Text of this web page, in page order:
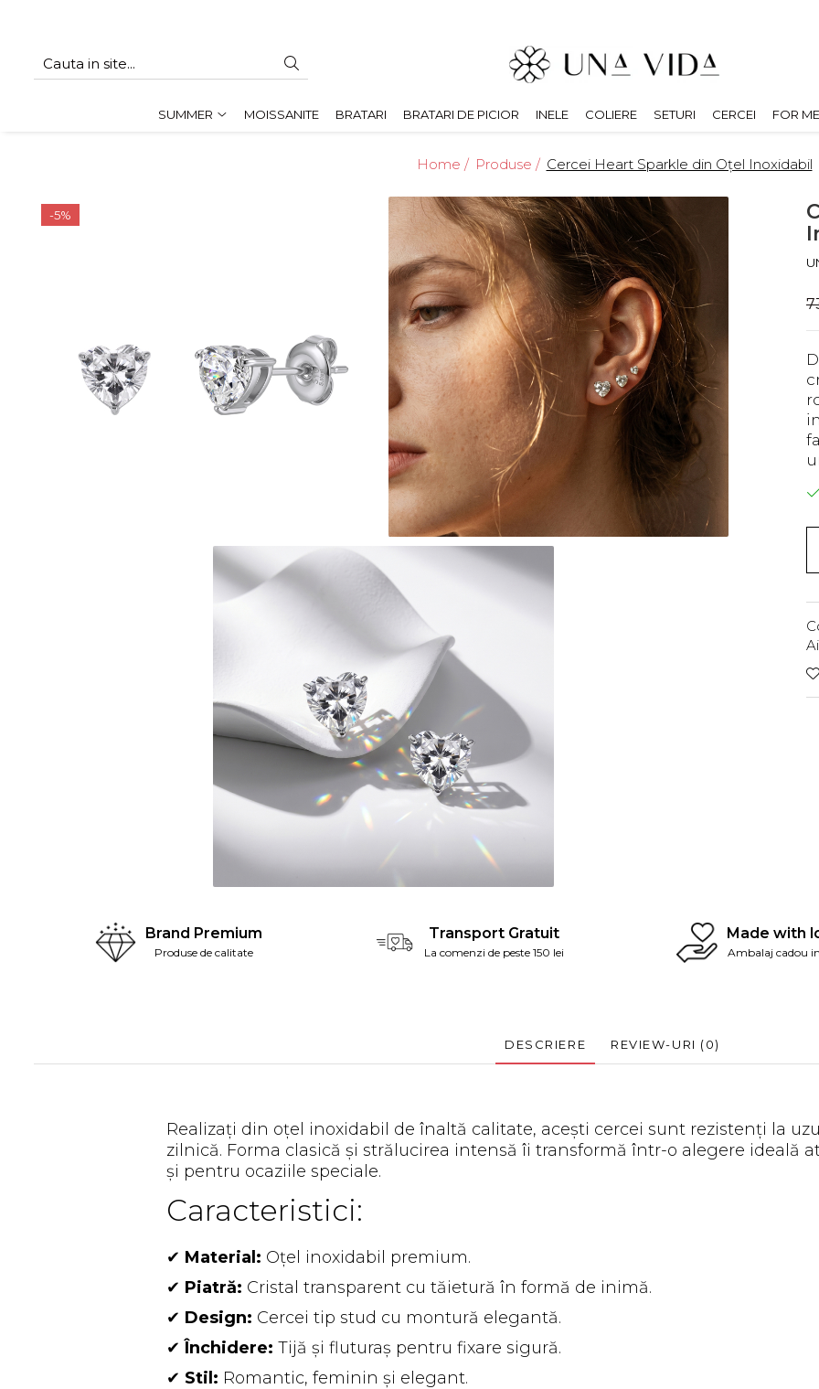
SUMMER
SUMMER MOISSANITE BRATARI BRATARI DE PICIOR INELE COLIERE SETURI CERCEI FOR
Home / Produse / Cercei Heart Sparkle din Oțel Inoxidabil
-5%
Brand Premium
Produse de calitate
Transport Gratuit
La comenzi de peste 150 lei
Made with
Ambalaj cadou
DESCRIERE REVIEW-URI (0)
Realizați din oțel inoxidabil de înaltă calitate, acești cercei sunt rezistenți la
zilnică. Forma clasică și strălucirea intensă îi transformă într-o alegere ideală
și pentru ocaziile speciale.
Caracteristici:
✔ Material: Oțel inoxidabil premium.
✔ Piatră: Cristal transparent cu tăietură în formă de inimă.
✔ Design: Cercei tip stud cu montură elegantă.
✔Închidere: Tijă și fluturaș pentru fixare sigură.
✔ Stil: Romantic, feminin și elegant.